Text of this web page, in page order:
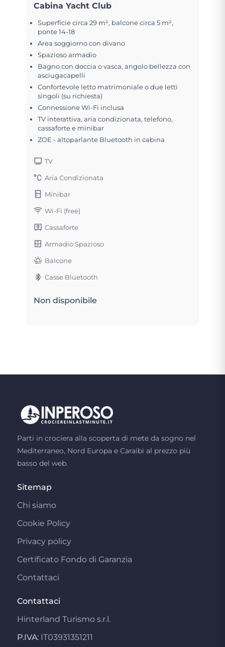
Cabina Yacht Club
Superficie circa 29 m², balcone circa 5 m²,
ponte 14-18
Area soggiorno con divano
Spazioso armadio
Bagno con doccia o vasca, angolo bellezza con
asciugacapelli
Confortevole letto matrimoniale o due letti
singoli (su richiesta)
Connessione Wi-Fi inclusa
TV interattiva, aria condizionata, telefono,
cassaforte e minibar
ZOE - altoparlante Bluetooth in cabina
TV
Aria Condizionata
Minibar
Wi-Fi (free)
Cassaforte
Armadio Spazioso
Balcone
Casse Bluetooth
Non disponibile
Parti in crociera alla scoperta di mete da sogno nel
Mediterraneo, Nord Europa e Caraibi al prezzo più
basso del web.
Sitemap
Chi siamo
Cookie Policy
Privacy policy
Certificato Fondo di Garanzia
Contattaci
Contattaci
Hinterland Turismo s.r.l.
P.IVA: IT03931351211